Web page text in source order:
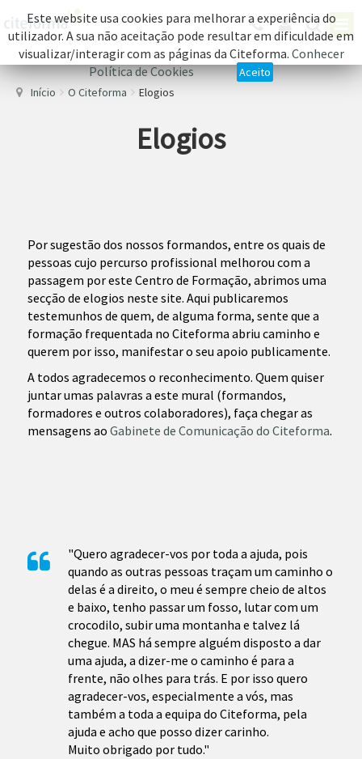
Início O Citeforma Elogios
Elogios
Por sugestão dos nossos formandos, entre os quais de
pessoas cujo percurso profissional melhorou com a
passagem por este Centro de Formação, abrimos uma
secção de elogios neste site. Aqui publicaremos
testemunhos de quem, de alguma forma, sente que a
formação frequentada no Citeforma abriu caminho e
querem por isso, manifestar o seu apoio publicamente.
A todos agradecemos o reconhecimento. Quem quiser
juntar umas palavras a este mural (formandos,
formadores e outros colaboradores), faça chegar as
mensagens ao Gabinete de Comunicação do Citeforma.
"Quero agradecer-vos por toda a ajuda, pois
quando as outras pessoas traçam um caminho o
delas é a direito, o meu é sempre cheio de altos
e baixo, tenho passar um fosso, lutar com um
crocodilo, subir uma montanha e talvez lá
chegue. MAS há sempre alguém disposto a dar
uma ajuda, a dizer-me o caminho é para a
frente, não olhes para trás. E por isso quero
agradecer-vos, especialmente a vós, mas
também a toda a equipa do Citeforma, pela
ajuda e acho que posso dizer carinho.
Muito obrigado por tudo."
Este website usa cookies para melhorar a experiência do
utilizador. A sua não aceitação pode resultar em dificuldade em
visualizar/interagir com as páginas da Citeforma. Conhecer
Política de Cookies
Aceito